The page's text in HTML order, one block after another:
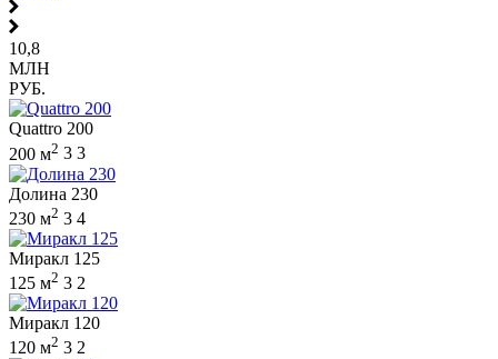
10,8
МЛН
РУБ.
Quattro 200
200 м2 3 3
Долина 230
230 м2 3 4
Миракл 125
125 м2 3 2
Миракл 120
120 м2 3 2